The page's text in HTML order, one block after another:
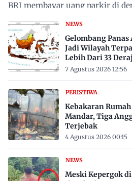
BRI membayar uang parkir di
NEWS
Gelombang
Jadi Wilayah
Lebih Dari 33
7 Agustus 2026 12:56
PERISTIWA
Kebakaran
Mandar, Tiga
Terjebak
4 Agustus 2026 00:15
NEWS
Meski Kepergok